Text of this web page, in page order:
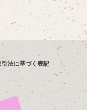
引法に基づく表記